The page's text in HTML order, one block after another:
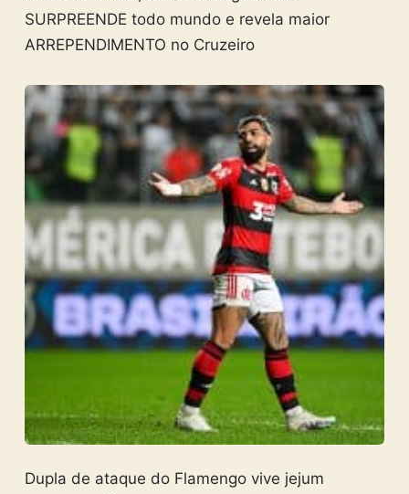
SURPREENDE todo mundo e revela maior
ARREPENDIMENTO no Cruzeiro
Dupla de ataque do Flamengo vive jejum